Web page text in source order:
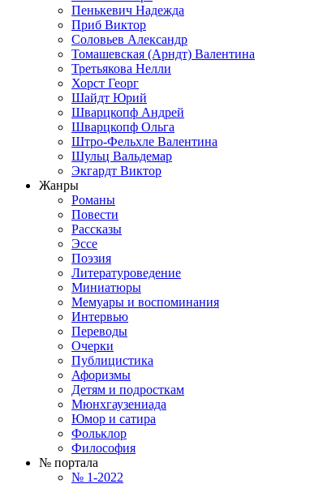
Пенькевич Надежда
Приб Виктор
Соловьев Александр
Томашевская (Арндт) Валентина
Третьякова Нелли
Хорст Георг
Шайдт Юрий
Шварцкопф Андрей
Шварцкопф Ольга
Штро-Фельхле Валентина
Шульц Вальдемар
Экгардт Виктор
Жанры
Романы
Повести
Рассказы
Эссе
Поэзия
Литературоведение
Миниатюры
Мемуары и воспоминания
Интервью
Переводы
Очерки
Публицистика
Афоризмы
Детям и подросткам
Мюнхгаузениада
Юмор и сатира
Фольклор
Философия
№ портала
№ 1-2022